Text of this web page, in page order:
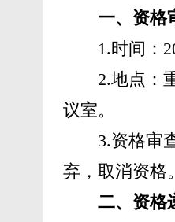
一、 资格
1.时间 ：
2.地点：
议室。
3.资格审
弃，取消资格。
二、资格